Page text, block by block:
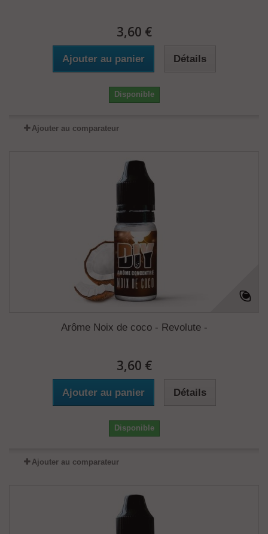
3,60 €
Ajouter au panier Détails
Disponible
Ajouter au comparateur
Arôme Noix de coco - Revolute -
3,60 €
Ajouter au panier Détails
Disponible
Ajouter au comparateur